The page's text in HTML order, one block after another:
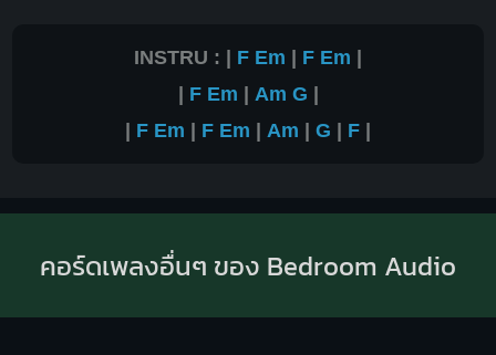
INSTRU : | F Em | F Em |
| F Em | Am G |
| F Em | F Em | Am | G | F |
คอร์ดเพลงอื่นๆ ของ Bedroom Audio